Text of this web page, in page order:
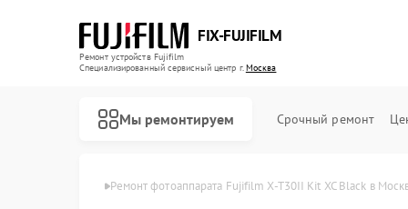
FIX-FUJIFILM
Ремонт устройств Fujifilm
Специализированный cервисный центр г.Москва
Мы ремонтируем Срочный ремонт
Ремонт фотоаппарата Fujifilm X-T30II Kit XC Black в